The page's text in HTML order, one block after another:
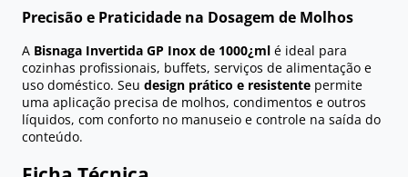
Precisão e Praticidade na Dosagem de Molhos
A Bisnaga Invertida GP Inox de 1000¿ml é ideal para
cozinhas profissionais, buffets, serviços de alimentação e
uso doméstico. Seu design prático e resistente permite
uma aplicação precisa de molhos, condimentos e outros
líquidos, com conforto no manuseio e controle na saída do
conteúdo.